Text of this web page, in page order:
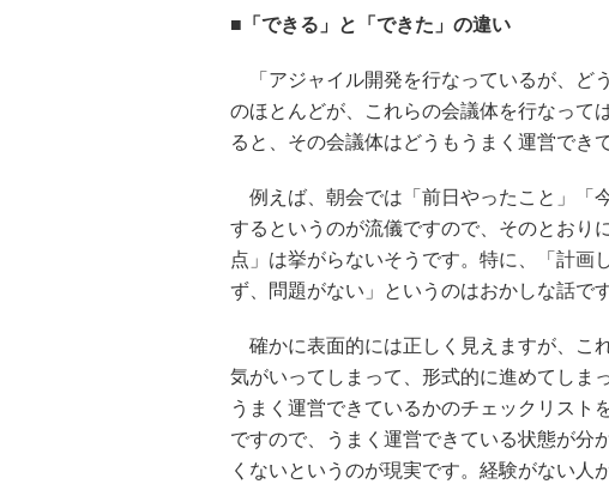
■「できる」と「できた」の違い
「アジャイル開発を行なっているが、ど
のほとんどが、これらの会議体を行なって
ると、その会議体はどうもうまく運営でき
例えば、朝会では「前日やったこと」「
するというのが流儀ですので、そのとおり
点」は挙がらないそうです。特に、「計画
ず、問題がない」というのはおかしな話です
確かに表面的には正しく見えますが、こ
気がいってしまって、形式的に進めてしま
うまく運営できているかのチェックリスト
ですので、うまく運営できている状態が分
くないというのが現実です。経験がない人